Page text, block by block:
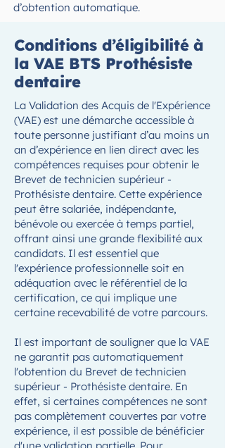
d’obtention automatique.
Conditions d’éligibilité à
la VAE BTS Prothésiste
dentaire
La Validation des Acquis de l'Expérience
(VAE) est une démarche accessible à
toute personne justifiant d’au moins un
an d’expérience en lien direct avec les
compétences requises pour obtenir le
Brevet de technicien supérieur -
Prothésiste dentaire. Cette expérience
peut être salariée, indépendante,
bénévole ou exercée à temps partiel,
offrant ainsi une grande flexibilité aux
candidats. Il est essentiel que
l'expérience professionnelle soit en
adéquation avec le référentiel de la
certification, ce qui implique une
certaine recevabilité de votre parcours.
Il est important de souligner que la VAE
ne garantit pas automatiquement
l'obtention du Brevet de technicien
supérieur - Prothésiste dentaire. En
effet, si certaines compétences ne sont
pas complètement couvertes par votre
expérience, il est possible de bénéficier